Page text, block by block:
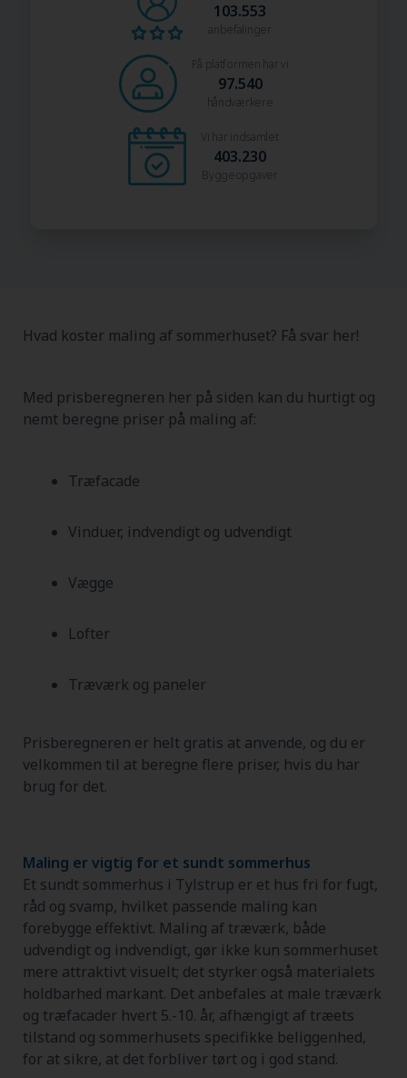
103.553
anbefalinger
På platformen har vi
97.540
håndværkere
Vi har indsamlet
403.230
Byggeopgaver
Hvad koster maling af sommerhuset? Få svar her!
Med prisberegneren her på siden kan du hurtigt og
nemt beregne priser på maling af:
Træfacade
Vinduer, indvendigt og udvendigt
Vægge
Lofter
Træværk og paneler
Prisberegneren er helt gratis at anvende, og du er
velkommen til at beregne flere priser, hvis du har
brug for det.
Maling er vigtig for et sundt sommerhus
Et sundt sommerhus i Tylstrup er et hus fri for fugt,
råd og svamp, hvilket passende maling kan
forebygge effektivt. Maling af træværk, både
udvendigt og indvendigt, gør ikke kun sommerhuset
mere attraktivt visuelt; det styrker også materialets
holdbarhed markant. Det anbefales at male træværk
og træfacader hvert 5.-10. år, afhængigt af træets
tilstand og sommerhusets specifikke beliggenhed,
for at sikre, at det forbliver tørt og i god stand.